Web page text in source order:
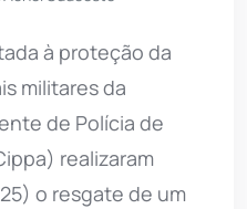
à proteção da
militares da
de Polícia de
realizaram
o resgate de um